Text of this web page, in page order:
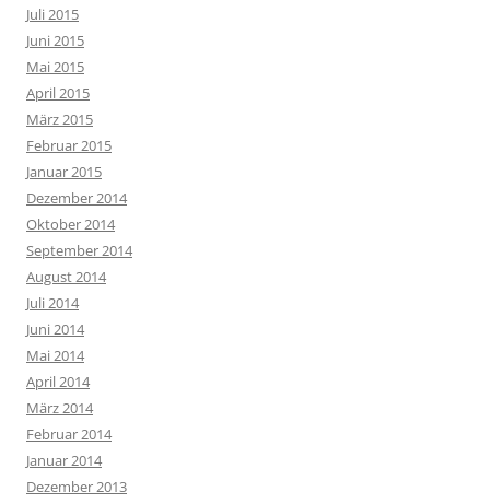
Juli 2015
Juni 2015
Mai 2015
April 2015
März 2015
Februar 2015
Januar 2015
Dezember 2014
Oktober 2014
September 2014
August 2014
Juli 2014
Juni 2014
Mai 2014
April 2014
März 2014
Februar 2014
Januar 2014
Dezember 2013